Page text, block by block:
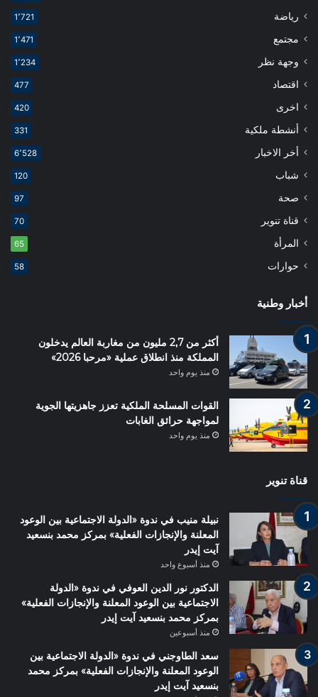
رياضة 1٬721
مجتمع 1٬471
وجهة نظر 1٬234
اقتصاد 477
اخرى 420
أنشطة ملكية 331
أخر الاخبار 6٬528
شباب 120
صحة 97
قناة تنوير 70
المرأة 65
حوارات 58
أخبار وطنية
أكثر من 2,7 مليون من مغاربة العالم يدخلون
المملكة منذ انطلاق عملية «مرحبا 2026»
منذ يوم واحد
القوات المسلحة الملكية تعزز جاهزيتها الجوية
لمواجهة حرائق الغابات
منذ يوم واحد
قناة تنوير
نبيلة منيب في ندوة «الدولة الاجتماعية بين الوعود
المعلنة والإنجازات الفعلية» بمركز محمد بنسعيد
آيت إيدر
منذ أسبوع واحد
الدكتور نور الدين العوفي في ندوة «الدولة
الاجتماعية بين الوعود المعلنة والإنجازات الفعلية»
بمركز محمد بنسعيد آيت إيدر
منذ أسبوعين
سعد الطاوجني في ندوة «الدولة الاجتماعية بين
الوعود المعلنة والإنجازات الفعلية» بمركز محمد
بنسعيد آيت إيدر